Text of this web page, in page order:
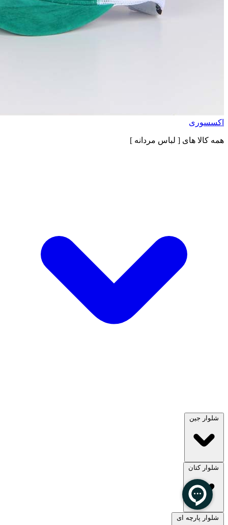
اکسسوری
همه کالا های [ لباس مردانه ]
شلوار جین
مشاهده همه
شلوار کتان
شلوار پارچه ای